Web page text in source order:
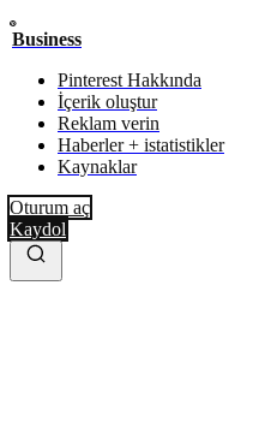
Business
Pinterest Hakkında
İçerik oluştur
Reklam verin
Haberler + istatistikler
Kaynaklar
Oturum aç
Kaydol